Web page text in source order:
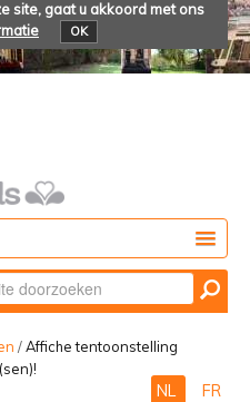
site, gaat u akkoord met ons
OK
/Affiche tentoonstelling
NL FR